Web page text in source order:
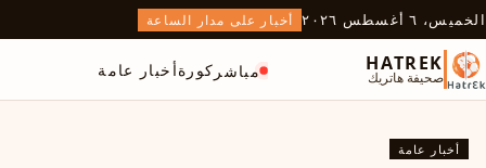
الخميس، ٦ أغسطس ٢٠٢٦ أخبار على مدار الساعة
HATREK
صحيفة هاتريك مباشر كورةأخبار عامة
أخبار عامة